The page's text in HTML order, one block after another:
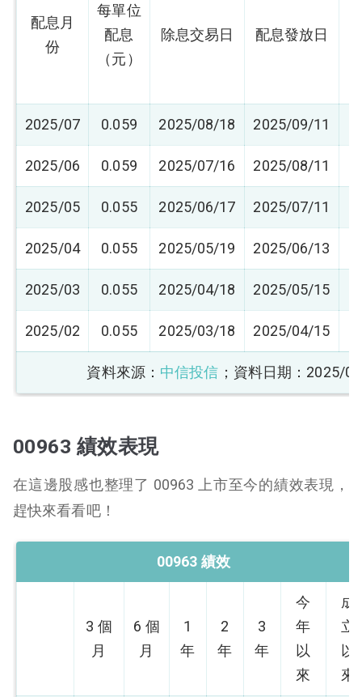
配息月
份
每單位
配息
（元）
除息交易日 配息發放日
2025/07 0.059 2025/08/18 2025/09/11
2025/06 0.059 2025/07/16 2025/08/11
2025/05 0.055 2025/06/17 2025/07/11
2025/04 0.055 2025/05/19 2025/06/13
2025/03 0.055 2025/04/18 2025/05/15
2025/02 0.055 2025/03/18 2025/04/15
資料來源： 中信投信 ；資料日期：2025/
00963 績效表現
在這邊股感也整理了 00963 上市至今的績效表現，
趕快來看看吧！
00963 績效
3 個
月
6 個
月
1
年
2
年
3
年
今
年
以
來
成
立
以
來